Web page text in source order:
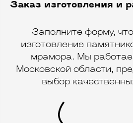
Заказ изготовления и
Заполните форму,
изготовление
мрамора. Мы
Московской области,
выбор